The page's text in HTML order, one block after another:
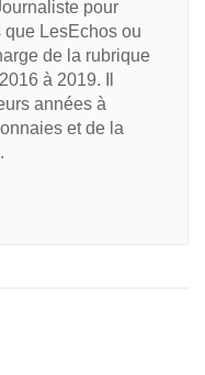
pour
LesEchos ou
de la rubrique
à 2019. Il
années à
et de la